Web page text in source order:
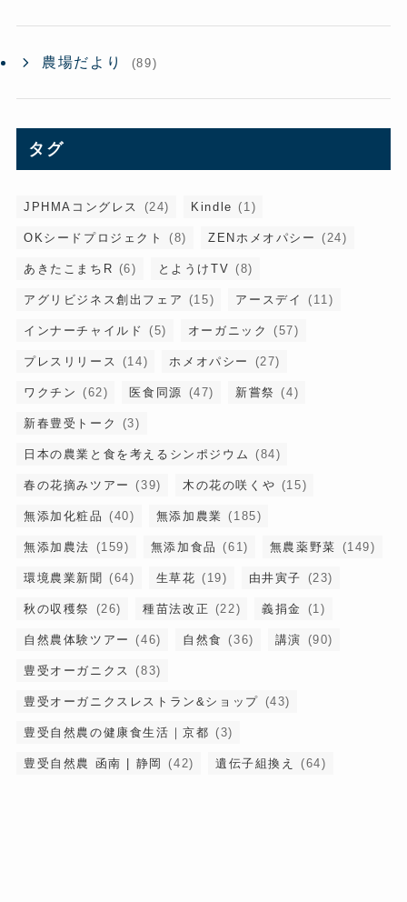
農場だより (89)
タグ
JPHMAコングレス (24) Kindle (1)
OKシードプロジェクト (8) ZENホメオパシー (24)
あきたこまちR (6) とようけTV (8)
アグリビジネス創出フェア (15) アースデイ (11)
インナーチャイルド (5) オーガニック (57)
プレスリリース (14) ホメオパシー (27)
ワクチン (62) 医食同源 (47) 新嘗祭 (4)
新春豊受トーク (3)
日本の農業と食を考えるシンポジウム (84)
春の花摘みツアー (39) 木の花の咲くや (15)
無添加化粧品 (40) 無添加農業 (185)
無添加農法 (159) 無添加食品 (61) 無農薬野菜 (149)
環境農業新聞 (64) 生草花 (19) 由井寅子 (23)
秋の収穫祭 (26) 種苗法改正 (22) 義捐金 (1)
自然農体験ツアー (46) 自然食 (36) 講演 (90)
豊受オーガニクス (83)
豊受オーガニクスレストラン&ショップ (43)
豊受自然農の健康食生活｜京都 (3)
豊受自然農 函南 | 静岡 (42) 遺伝子組換え (64)